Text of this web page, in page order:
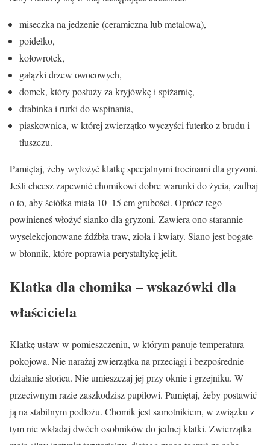
miseczka na jedzenie (ceramiczna lub metalowa),
poidełko,
kołowrotek,
gałązki drzew owocowych,
domek, który posłuży za kryjówkę i spiżarnię,
drabinka i rurki do wspinania,
piaskownica, w której zwierzątko wyczyści futerko z brudu i
tłuszczu.
Pamiętaj, żeby wyłożyć klatkę specjalnymi trocinami dla gryzoni.
Jeśli chcesz zapewnić chomikowi dobre warunki do życia, zadbaj
o to, aby ściółka miała 10–15 cm grubości. Oprócz tego
powinieneś włożyć sianko dla gryzoni. Zawiera ono starannie
wyselekcjonowane źdźbła traw, zioła i kwiaty. Siano jest bogate
w błonnik, które poprawia perystaltykę jelit.
Klatka dla chomika – wskazówki dla
właściciela
Klatkę ustaw w pomieszczeniu, w którym panuje temperatura
pokojowa. Nie narażaj zwierzątka na przeciągi i bezpośrednie
działanie słońca. Nie umieszczaj jej przy oknie i grzejniku. W
przeciwnym razie zaszkodzisz pupilowi. Pamiętaj, żeby postawić
ją na stabilnym podłożu. Chomik jest samotnikiem, w związku z
tym nie wkładaj dwóch osobników do jednej klatki. Zwierzątka